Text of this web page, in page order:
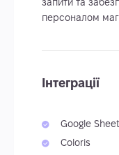
персоналом
Інтеграції
Google
Coloris